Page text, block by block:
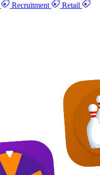
Recruitment
Retail